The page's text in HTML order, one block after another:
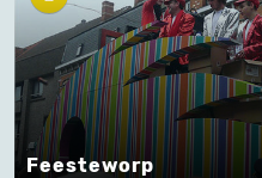
Feesteworp